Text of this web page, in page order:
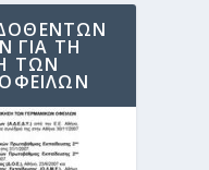
ΓΙΑ ΤΗ
ΤΩΝ